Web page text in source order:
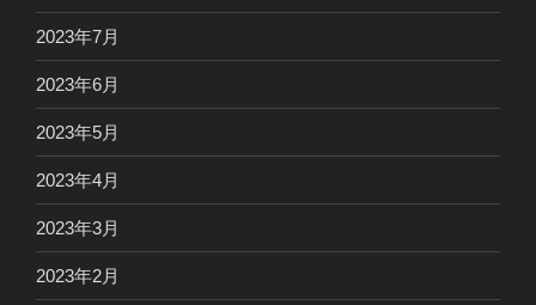
2023年7月
2023年6月
2023年5月
2023年4月
2023年3月
2023年2月